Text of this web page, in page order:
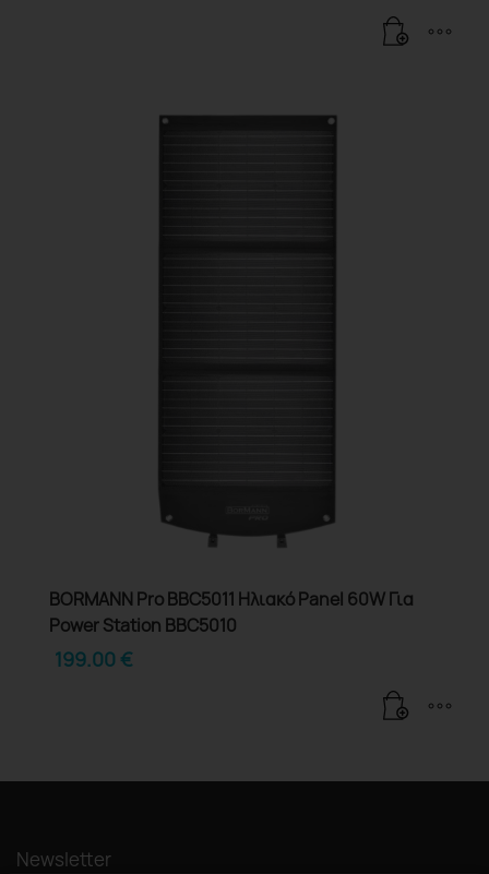
BORMANN Pro BBC5011 Ηλιακό Panel 60W Για
Power Station BBC5010
199.00€
Newsletter